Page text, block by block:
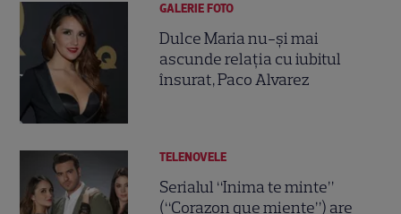
GALERIE FOTO
Dulce Maria nu-şi mai
ascunde relația cu iubitul
însurat, Paco Alvarez
TELENOVELE
Serialul “Inima te minte”
(“Corazon que miente”) are